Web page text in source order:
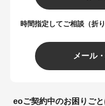
時間指定してご相談（折
メール
eoご契約中のお困りごと